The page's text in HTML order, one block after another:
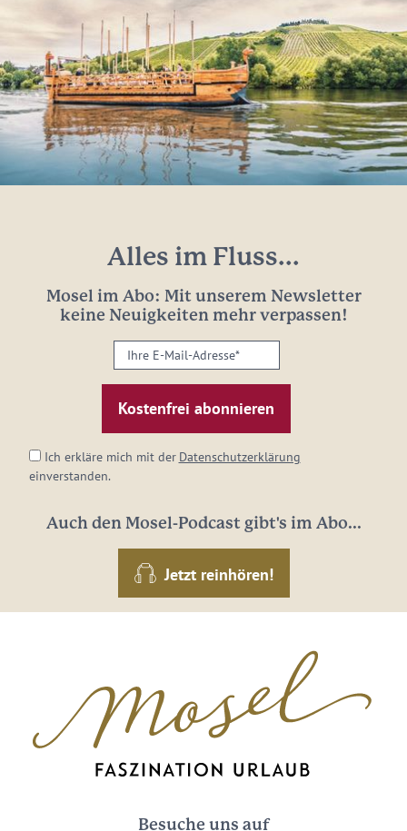
Alles im Fluss...
Mosel im Abo: Mit unserem Newsletter
keine Neuigkeiten mehr verpassen!
Ihre
E-
Mail-
Adresse:
Ich erkläre mich mit der Datenschutzerklärung
einverstanden.
Auch den Mosel-Podcast gibt's im Abo...
Jetzt reinhören!
Besuche uns auf